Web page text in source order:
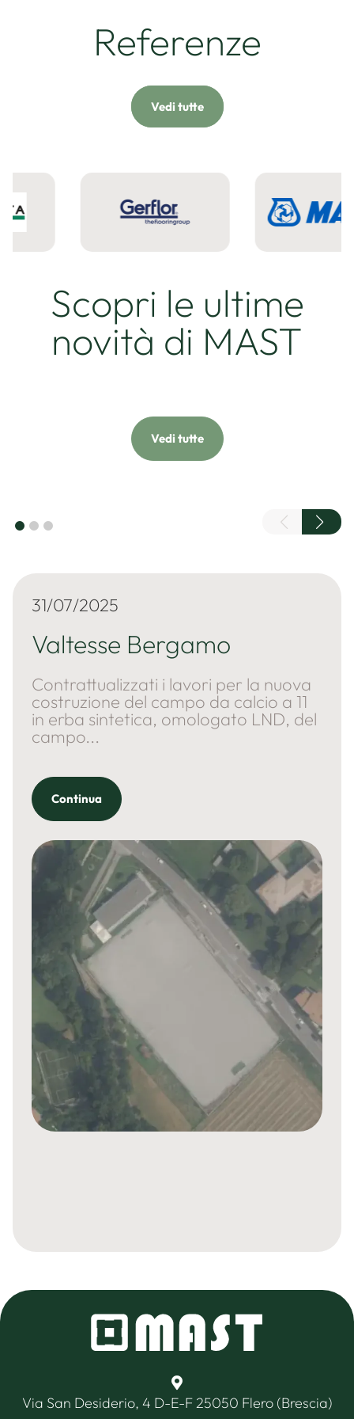
Continua
per una villa sul lago
PREDORE
Referenze
Vedi tutte
Scopri le ultime
novità di MAST
Vedi tutte
31/07/2025
Valtesse Bergamo
Contrattualizzati i lavori per la nuova
costruzione del campo da calcio a 11
in erba sintetica, omologato LND, del
campo...
Continua
Via San Desiderio, 4 D-E-F 25050 Flero (Brescia)